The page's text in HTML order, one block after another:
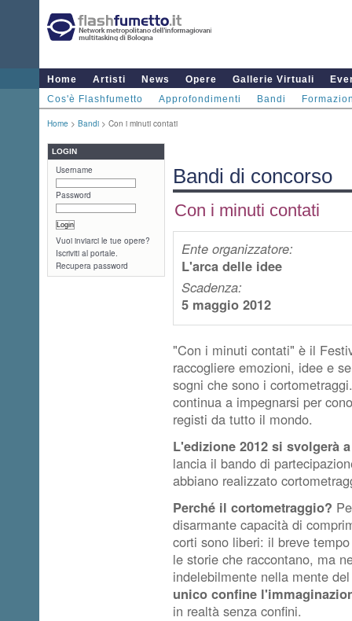
Home Artisti News Opere Gallerie Virtuali
Cos'è Flashfumetto
Approfondimenti Bandi
Home > Bandi > Con i minuti contati
LOGIN
Username
Password
Vuoi inviarci le tue opere?
Iscriviti al portale.
Recupera password
Bandi di concorso
Con i minuti contati
Ente organizzatore:
L'arca delle idee
Scadenza:
5 maggio 2012
"Con i minuti contati" è il
raccogliere emozioni, idee e
sogni che sono i
continua a impegnarsi per
registi da tutto il mondo.
L'edizione 2012 si svolgerà
lancia il bando di
abbiano realizzato
Perché il cortometraggio?
disarmante capacità di
corti sono liberi: il breve
le storie che raccontano, ma
indelebilmente nella mente
unico confine
in realtà senza confini.